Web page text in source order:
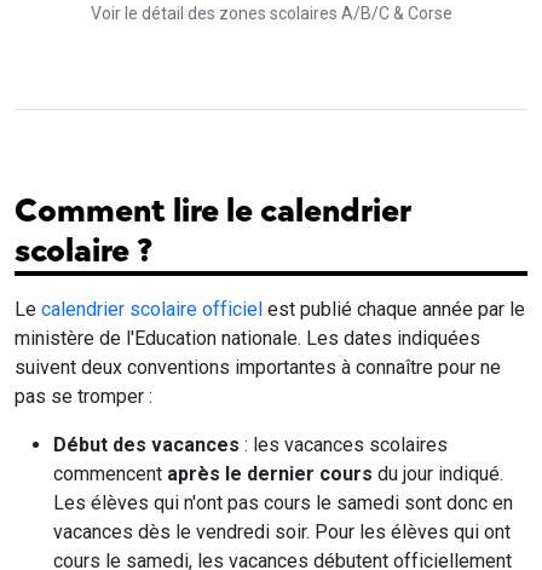
Voir le détail des zones scolaires A/B/C & Corse
Comment lire le calendrier
scolaire ?
Le calendrier scolaire officiel est publié chaque année par le
ministère de l'Education nationale. Les dates indiquées
suivent deux conventions importantes à connaître pour ne
pas se tromper :
Début des vacances : les vacances scolaires
commencent après le dernier cours du jour indiqué.
Les élèves qui n'ont pas cours le samedi sont donc en
vacances dès le vendredi soir. Pour les élèves qui ont
cours le samedi, les vacances débutent officiellement